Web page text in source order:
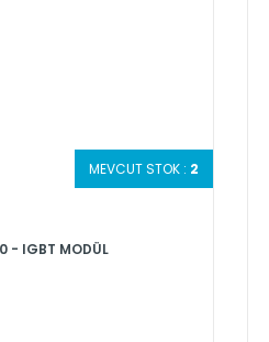
MEVCUT STOK : 2
- IGBT MODÜL